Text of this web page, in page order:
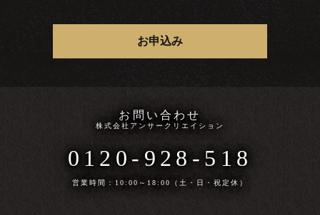
お申込み
お問い合わせ
株式会社アンサークリエイション
0120-928-518
営業時間：10:00～18:00（土・日・祝定休）